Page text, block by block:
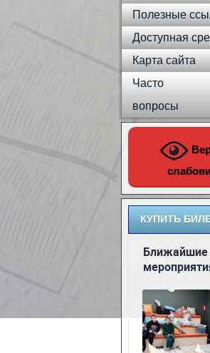
Полезные
Доступная
Карта сайта
Часто
вопросы
КУПИТЬ